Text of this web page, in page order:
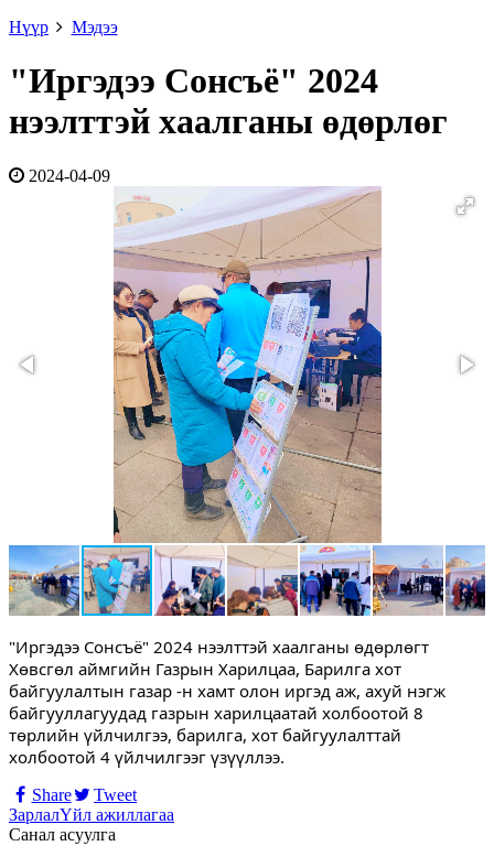
Нүүр
Мэдээ
"Иргэдээ Сонсъё" 2024
нээлттэй хаалганы өдөрлөг
2024-04-09
"Иргэдээ Сонсъё" 2024 нээлттэй хаалганы өдөрлөгт
Хөвсгөл аймгийн Газрын Харилцаа, Барилга хот
байгуулалтын газар -н хамт олон иргэд аж, ахуй нэгж
байгууллагуудад газрын харилцаатай холбоотой 8
төрлийн үйлчилгээ, барилга, хот байгуулалттай
холбоотой 4 үйлчилгээг үзүүллээ.
Share
Tweet
ЗарлалҮйл ажиллагаа
Санал асуулга